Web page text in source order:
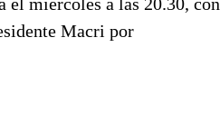
Macri por